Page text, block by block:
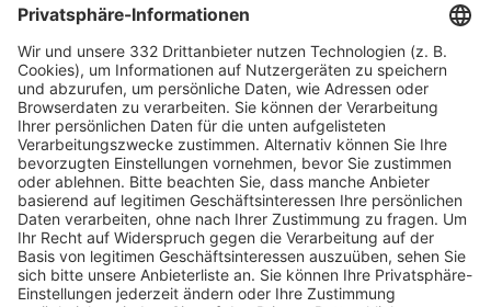
HÄUFIG BESUCHTE SEITEN
Pässe und Vereinswechsel
Trainerausbildung
Schulungsangebot Vereinsmitarbeiter
BFV-Geschäftsstellen
Trainerbörse
Login SpielPlus